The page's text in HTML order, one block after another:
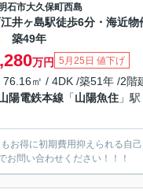
石市大久保町西島
井ヶ島駅徒歩6分・海近物
築49年
万円 5月25日 値下げ
76.16㎡ / 4DK /築51年 /2階
陽電鉄本線 「山陽魚住 」
お得に初期費用抑えられる自
お問い合わせください！！！